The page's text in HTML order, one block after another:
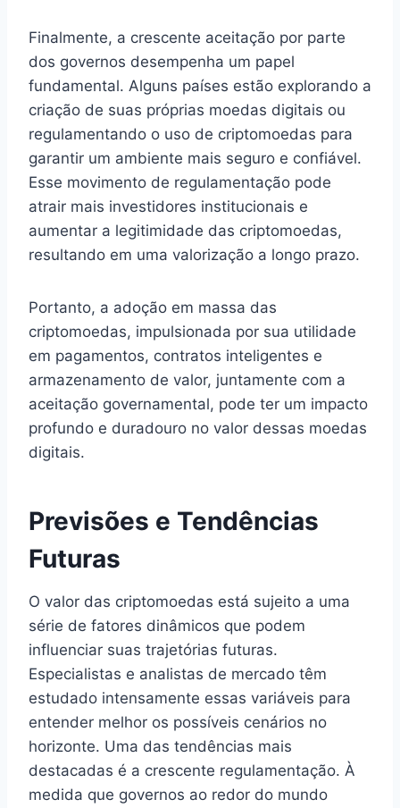
Finalmente, a crescente aceitação por parte
dos governos desempenha um papel
fundamental. Alguns países estão explorando a
criação de suas próprias moedas digitais ou
regulamentando o uso de criptomoedas para
garantir um ambiente mais seguro e confiável.
Esse movimento de regulamentação pode
atrair mais investidores institucionais e
aumentar a legitimidade das criptomoedas,
resultando em uma valorização a longo prazo.
Portanto, a adoção em massa das
criptomoedas, impulsionada por sua utilidade
em pagamentos, contratos inteligentes e
armazenamento de valor, juntamente com a
aceitação governamental, pode ter um impacto
profundo e duradouro no valor dessas moedas
digitais.
Previsões e Tendências
Futuras
O valor das criptomoedas está sujeito a uma
série de fatores dinâmicos que podem
influenciar suas trajetórias futuras.
Especialistas e analistas de mercado têm
estudado intensamente essas variáveis para
entender melhor os possíveis cenários no
horizonte. Uma das tendências mais
destacadas é a crescente regulamentação. À
medida que governos ao redor do mundo